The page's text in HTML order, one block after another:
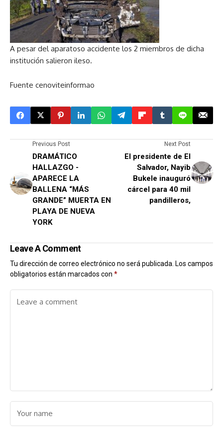
A pesar del aparatoso accidente los 2 miembros de dicha
institución salieron ileso.
Fuente cenoviteinformao
Previous Post
DRAMÁTICO
HALLAZGO -
APARECE LA
BALLENA “MÁS
GRANDE” MUERTA EN
PLAYA DE NUEVA
YORK
Next Post
El presidente de El
Salvador, Nayib
Bukele inauguró
cárcel para 40 mil
pandilleros,
Leave A Comment
Tu dirección de correo electrónico no será publicada. Los campos
obligatorios están marcados con *